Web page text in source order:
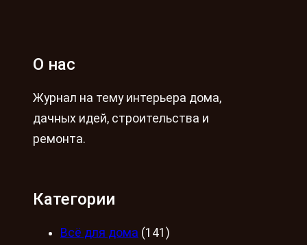
О нас
Журнал на тему интерьера дома,
дачных идей, строительства и
ремонта.
Категории
Всё для дома (141)